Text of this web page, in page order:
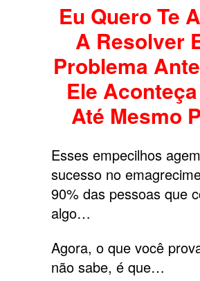
Eu Quero Te
A Resolver
Problema
Ele
Até Mesmo
Esses empecilhos
sucesso no
90% das pessoas que
algo…
Agora, o que você
não sabe, é que…